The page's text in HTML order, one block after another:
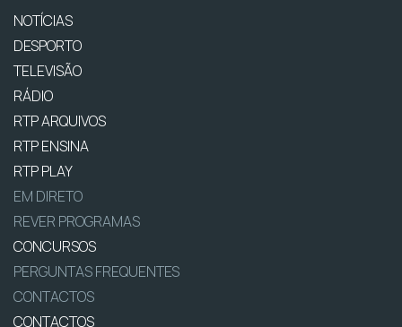
NOTÍCIAS
DESPORTO
TELEVISÃO
RÁDIO
RTP ARQUIVOS
RTP ENSINA
RTP PLAY
EM DIRETO
REVER PROGRAMAS
CONCURSOS
PERGUNTAS FREQUENTES
CONTACTOS
CONTACTOS